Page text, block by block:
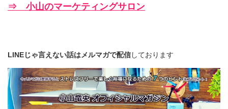
⇒ 小山のマーケティングサロン
LINEじゃ言えない話はメルマガで配信しております